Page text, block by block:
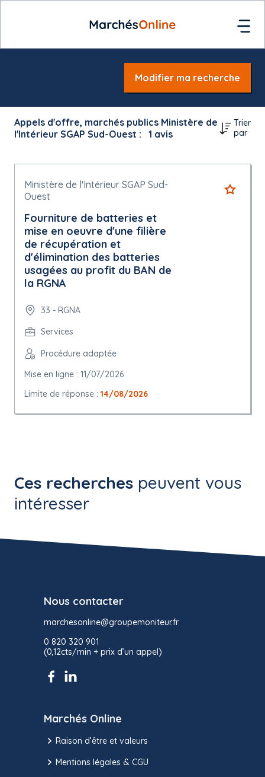
Modifier ma recherche
Appels d'offre, marchés publics Ministère de
l'Intérieur SGAP Sud-Ouest :
1 avis
Trier
par
Ministère de l'Intérieur SGAP Sud-
Ouest
Fourniture de batteries et
mise en oeuvre d'une filière
de récupération et
d'élimination des batteries
usagées au profit du BAN de
la RGNA
33 - RGNA
Services
Procédure adaptée
Mise en ligne : 11/07/2026
Limite de réponse : 14/08/2026
Ces recherches peuvent vous
intéresser
Nous contacter
marchesonline@groupemoniteur.fr
0 820 320 901
(0,12cts/min + prix d’un appel)
Marchés Online
Raison d’être et valeurs
Mentions légales & CGU